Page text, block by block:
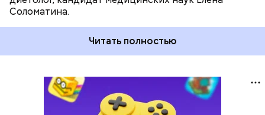
Соломатина.
Читать полностью